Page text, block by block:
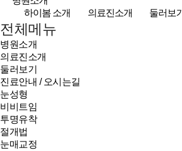
하이봄 소개
의료진소개 둘러보기
전체메뉴
병원소개
의료진소개
둘러보기
진료안내 / 오시는길
눈성형
비비트임
투명유착
절개법
눈매교정